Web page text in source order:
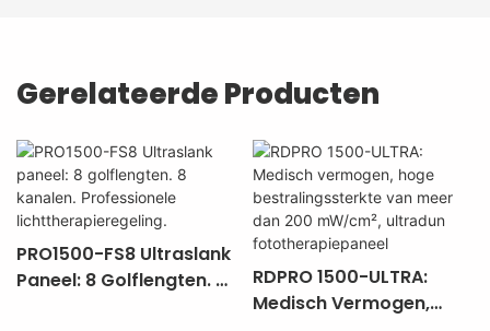
Gerelateerde Producten
PRO1500-FS8 Ultraslank
Paneel: 8 Golflengten. 8
RDPRO 1500-ULTRA:
Medisch Vermogen,